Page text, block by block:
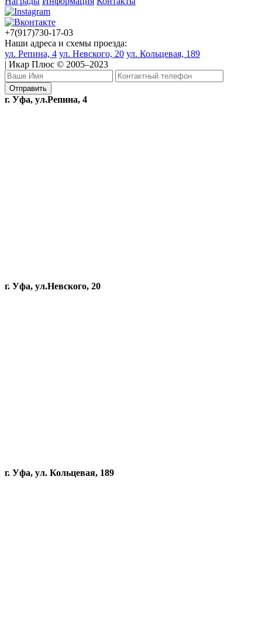
+7(917)730-17-03
Наши адреса и схемы проезда:
ул. Репина, 4 ул. Невского, 20 ул. Кольцевая, 189
| Икар Плюс © 2005–2023
г. Уфа, ул.Репина, 4
г. Уфа, ул.Невского, 20
г. Уфа, ул. Кольцевая, 189